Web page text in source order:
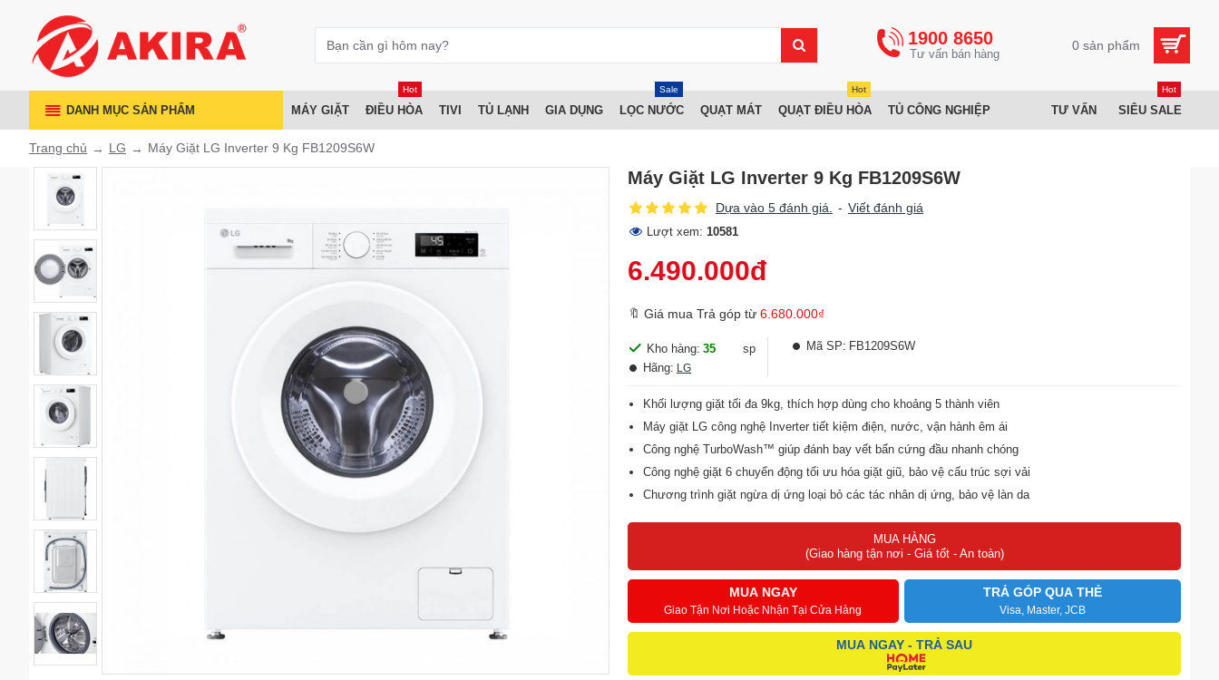
1900 8650 0 sản phẩm
DANH MỤC SẢN PHẨM MÁY GIẶT ĐIỀU HÒA
Hot
TIVI TỦ LẠNH GIA DỤNG LỌC NƯỚC
Sale
QUẠT MÁT QUẠT ĐIỀU HÒA
Hot
TỦ CÔNG NGHIỆP TƯ VẤN SIÊU SALE
Hot
Trang chủ LG Máy Giặt LG Inverter 9 Kg FB1209S6W
Máy Giặt LG Inverter 9 Kg FB1209S6W
Dựa vào 5 đánh giá. - Viết đánh giá
Lượt xem: 10581
6.490.000đ
🔖 Giá mua Trả góp từ 6.680.000₫
Kho hàng: 35
sp
Hãng: LG
Mã SP: FB1209S6W
Khối lượng giặt tối đa 9kg, thích hợp dùng cho khoảng 5 thành viên
Máy giặt LG công nghệ Inverter tiết kiệm điện, nước, vận hành êm ái
Công nghệ TurboWash™ giúp đánh bay vết bẩn cứng đầu nhanh chóng
Công nghệ giặt 6 chuyển động tối ưu hóa giặt giũ, bảo vệ cấu trúc sợi vải
Chương trình giặt ngừa dị ứng loại bỏ các tác nhân dị ứng, bảo vệ làn da
Máy giặt LG thiết kế sang trọng, nâng tầm không gian sinh sống
MUA HÀNG
(Giao hàng tận nơi - Giá tốt - An toàn)
MUA NGAY
Giao Tận Nơi Hoặc Nhận Tại Cửa Hàng
TRẢ GÓP QUA THẺ
Visa, Master, JCB
MUA NGAY - TRẢ SAU